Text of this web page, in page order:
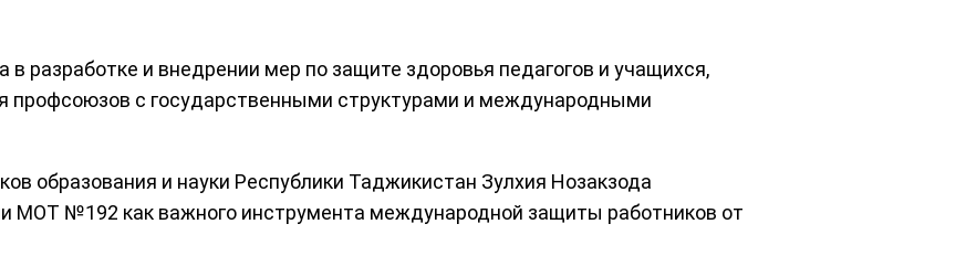
разработке и внедрении мер по защите здоровья педагогов и учащихся,
профсоюзов с государственными структурами и международными
образования и науки Республики Таджикистан Зулхия Нозакзода
МОТ №192 как важного инструмента международной защиты работников от